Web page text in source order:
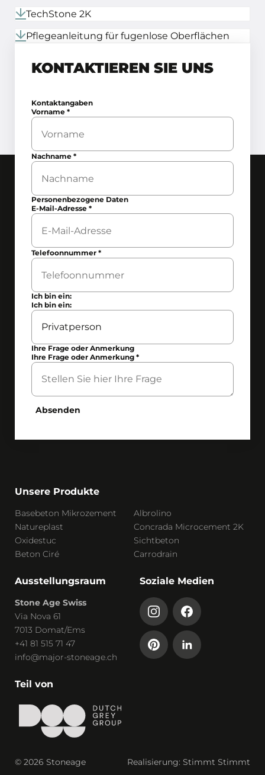
TechStone 2K
Pflegeanleitung für fugenlose Oberflächen
KONTAKTIEREN SIE UNS
Kontaktangaben
Vorname*
Nachname*
Personenbezogene Daten
E-Mail-Adresse*
Telefoonnummer*
Ich bin ein:
Ich bin ein:
Ihre Frage oder Anmerkung
Ihre Frage oder Anmerkung*
Absenden
Unsere Produkte
Basebeton Mikrozement
Albrolino
Natureplast
Concrada Microcement 2K
Oxidestuc
Sichtbeton
Beton Ciré
Carrodrain
Ausstellungsraum
Stone Age Swiss
Via Nova 61
7013 Domat/Ems
+41 81 515 71 47
info@major-stoneage.ch
Soziale Medien
Teil von
© 2026 Stoneage Realisierung: Stimmt Stimmt